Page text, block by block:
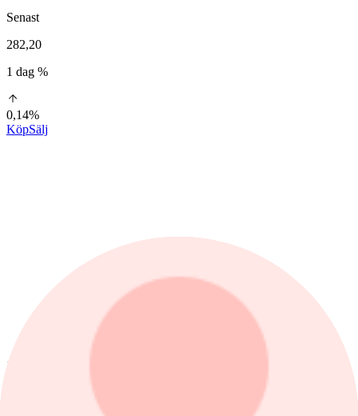
Senast
282,20
1 dag %
0,14%
KöpSälj
1 dag